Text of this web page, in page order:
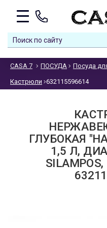
CASA 7 ПОСУДА Посуда
Кастрюли 632115596614
ГЛУБОКАЯ
1,5 Л,